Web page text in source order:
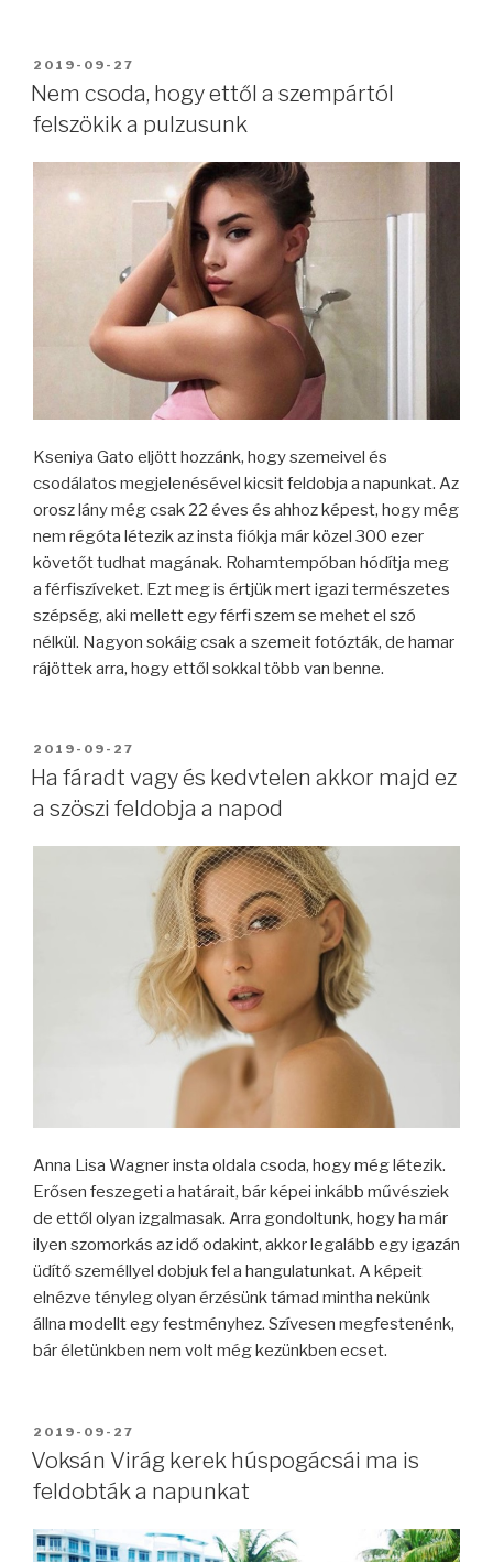
BEKÜLDVE:
2019-09-27
Nem csoda, hogy ettől a szempártól
felszökik a pulzusunk
Kseniya Gato eljött hozzánk, hogy szemeivel és
csodálatos megjelenésével kicsit feldobja a napunkat. Az
orosz lány még csak 22 éves és ahhoz képest, hogy még
nem régóta létezik az insta fiókja már közel 300 ezer
követőt tudhat magának. Rohamtempóban hódítja meg
a férfiszíveket. Ezt meg is értjük mert igazi természetes
szépség, aki mellett egy férfi szem se mehet el szó
nélkül. Nagyon sokáig csak a szemeit fotózták, de hamar
rájöttek arra, hogy ettől sokkal több van benne.
BEKÜLDVE:
2019-09-27
Ha fáradt vagy és kedvtelen akkor majd ez
a szöszi feldobja a napod
Anna Lisa Wagner insta oldala csoda, hogy még létezik.
Erősen feszegeti a határait, bár képei inkább művésziek
de ettől olyan izgalmasak. Arra gondoltunk, hogy ha már
ilyen szomorkás az idő odakint, akkor legalább egy igazán
üdítő személlyel dobjuk fel a hangulatunkat. A képeit
elnézve tényleg olyan érzésünk támad mintha nekünk
állna modellt egy festményhez. Szívesen megfestenénk,
bár életünkben nem volt még kezünkben ecset.
BEKÜLDVE:
2019-09-27
Voksán Virág kerek húspogácsái ma is
feldobták a napunkat